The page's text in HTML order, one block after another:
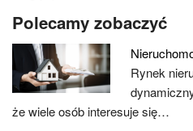
Polecamy zobaczyć
Rynek
że wiele osób interesuje się…